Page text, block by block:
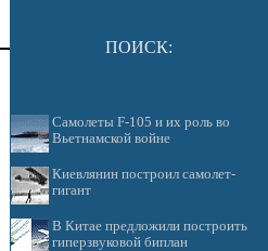
ПОИСК:
Самолеты F-105 и их роль во
Вьетнамской войне
Киевлянин построил самолет-
гигант
В Китае предложили построить
гиперзвуковой биплан